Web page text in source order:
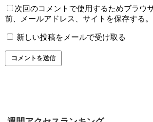
次回のコメントで使用するためブラウ
前、メールアドレス、サイトを保存する。
新しい投稿をメールで受け取る